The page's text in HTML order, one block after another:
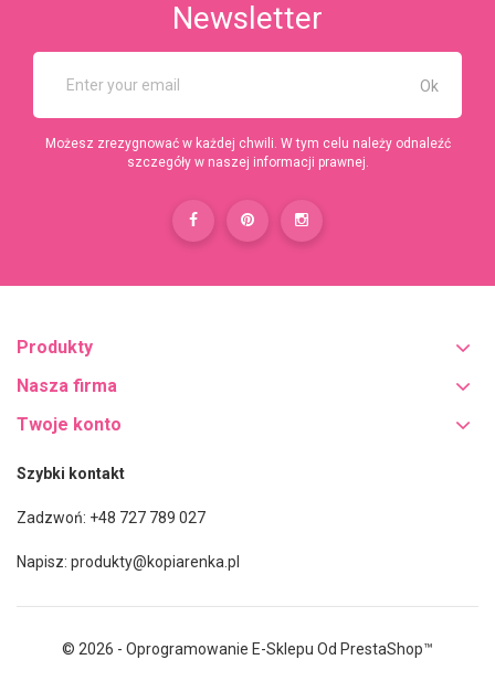
Newsletter
Możesz zrezygnować w każdej chwili. W tym celu należy odnaleźć
szczegóły w naszej informacji prawnej.
Produkty
Nasza firma
Twoje konto
Szybki kontakt
Zadzwoń: +48 727 789 027
Napisz: produkty@kopiarenka.pl
© 2026 - Oprogramowanie E-Sklepu Od PrestaShop™